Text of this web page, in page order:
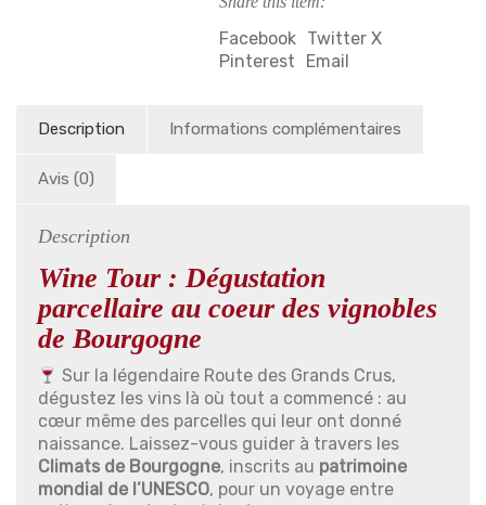
Facebook Twitter X
Pinterest
Email
Description Informations complémentaires
Avis (0)
Description
Wine Tour : Dégustation
parcellaire au coeur des vignobles
de Bourgogne
Sur la légendaire Route des Grands Crus,
dégustez les vins là où tout a commencé : au
cœur même des parcelles qui leur ont donné
naissance. Laissez-vous guider à travers les
Climats de Bourgogne, inscrits au patrimoine
mondial de l’UNESCO, pour un voyage entre